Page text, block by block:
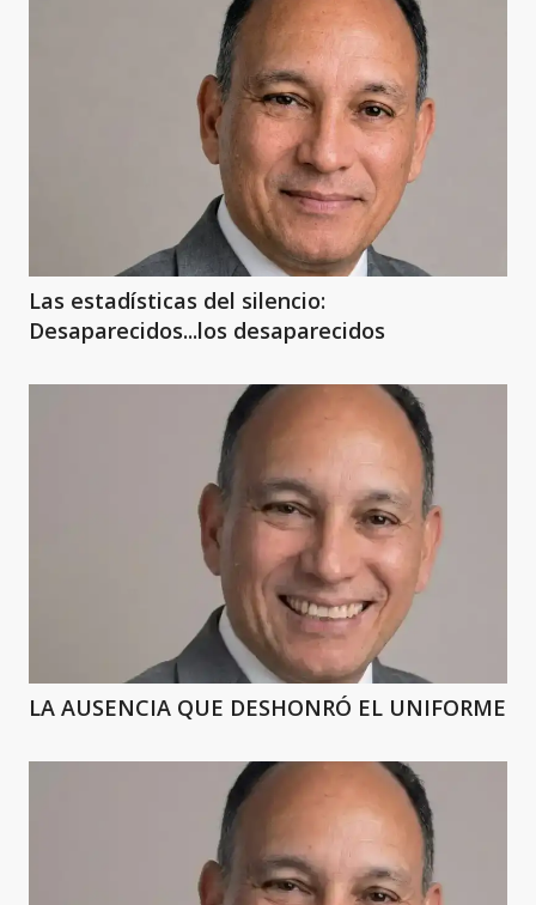
Las estadísticas del silencio:
Desaparecidos...los desaparecidos
LA AUSENCIA QUE DESHONRÓ EL UNIFORME